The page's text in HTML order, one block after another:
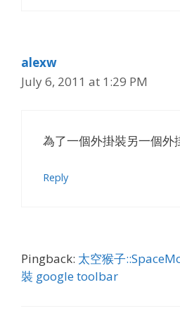
alexw
July 6, 2011 at 1:29 PM
為了一個外掛裝另一個外
Reply
Pingback: 太空猴子
裝 google toolbar